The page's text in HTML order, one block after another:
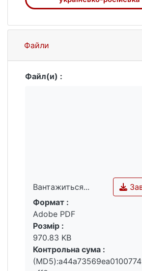
climate neutrality.
Файли
Файл(и) :
Вантажиться...
Вантажиться...
Формат :
Adobe PDF
Розмір :
970.83 KB
Контрольна сума :